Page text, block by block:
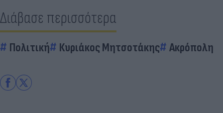
Διάβασε περισσότερα
Πολιτική Κυριάκος Μητσοτάκης Ακρόπολη